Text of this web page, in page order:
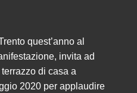
quest’anno al
invita ad
di casa a
2020 per applaudire